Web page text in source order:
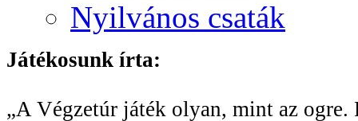
Nyilvános csaták
Játékosunk írta:
„A Végzetúr játék olyan, mint az